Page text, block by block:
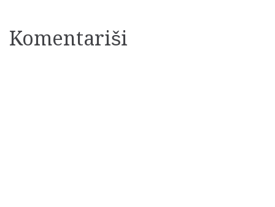
Komentariši